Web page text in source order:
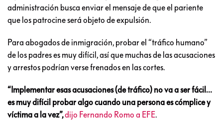
administración busca enviar el mensaje de que el pariente
que los patrocine será objeto de expulsión.
Para abogados de inmigración, probar el “tráfico humano”
de los padres es muy difícil, así que muchas de las acusaciones
y arrestos podrían verse frenados en las cortes.
“Implementar esas acusaciones (de tráfico) no va a ser fácil…
es muy difícil probar algo cuando una persona es cómplice y
víctima a la vez”,dijo Fernando Romo a EFE.